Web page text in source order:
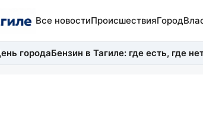
Все новостиПроисшествияГород
городаБензин в Тагиле: где есть, где